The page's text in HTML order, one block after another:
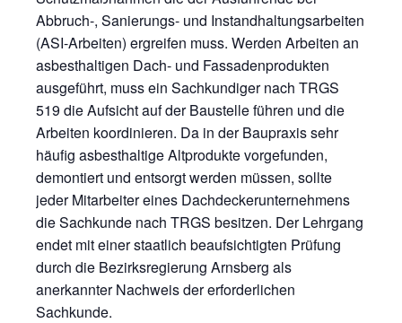
Abbruch-, Sanierungs- und Instandhaltungsarbeiten
(ASI-Arbeiten) ergreifen muss. Werden Arbeiten an
asbesthaltigen Dach- und Fassadenprodukten
ausgeführt, muss ein Sachkundiger nach TRGS
519 die Aufsicht auf der Baustelle führen und die
Arbeiten koordinieren. Da in der Baupraxis sehr
häufig asbesthaltige Altprodukte vorgefunden,
demontiert und entsorgt werden müssen, sollte
jeder Mitarbeiter eines Dachdeckerunternehmens
die Sachkunde nach TRGS besitzen. Der Lehrgang
endet mit einer staatlich beaufsichtigten Prüfung
durch die Bezirksregierung Arnsberg als
anerkannter Nachweis der erforderlichen
Sachkunde.